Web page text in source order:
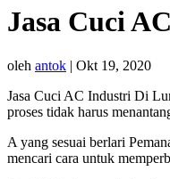
Jasa Cuci
oleh antok | Okt 19, 2020
Jasa Cuci AC Industri Di
proses tidak harus
A yang sesuai berlari
mencari cara untuk